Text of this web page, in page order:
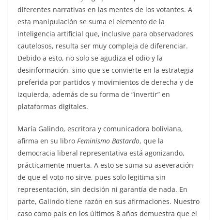
diferentes narrativas en las mentes de los votantes. A
esta manipulación se suma el elemento de la
inteligencia artificial que, inclusive para observadores
cautelosos, resulta ser muy compleja de diferenciar.
Debido a esto, no solo se agudiza el odio y la
desinformación, sino que se convierte en la estrategia
preferida por partidos y movimientos de derecha y de
izquierda, además de su forma de “invertir” en
plataformas digitales.
María Galindo, escritora y comunicadora boliviana,
afirma en su libro Feminismo Bastardo, que la
democracia liberal representativa está agonizando,
prácticamente muerta. A esto se suma su aseveración
de que el voto no sirve, pues solo legitima sin
representación, sin decisión ni garantía de nada. En
parte, Galindo tiene razón en sus afirmaciones. Nuestro
caso como país en los últimos 8 años demuestra que el